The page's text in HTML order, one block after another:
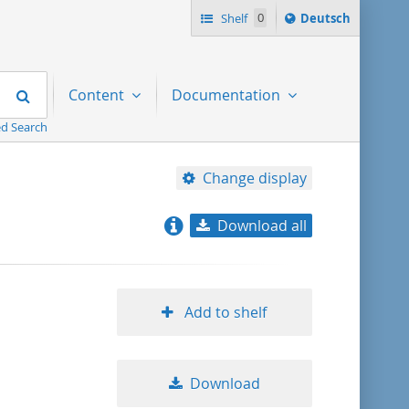
Shelf 0
Sprache
ï¿½ndern
Deutsch
Search
Search
Content Documentation
Change display
title ascending
Download all
Add to shelf
Download